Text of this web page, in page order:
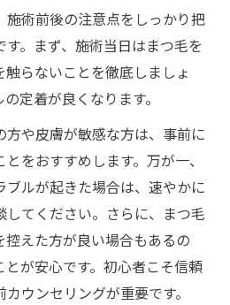
施術前後の注意点をしっかり把
。まず、施術当日はまつ毛を
らないことを徹底しましょ
定着が良くなります。
方や皮膚が敏感な方は、事前に
をおすすめします。万が一、
ルが起きた場合は、速やかに
てください。さらに、まつ毛
控えた方が良い場合もあるの
が安心です。初心者こそ信頼
ウンセリングが重要です。